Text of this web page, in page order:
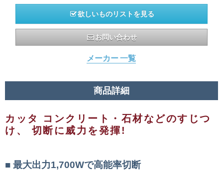
欲しいものリストを見る
お問い合わせ
メーカー 一覧
商品詳細
カッタ コンクリート・石材などのすじつ
け、 切断に威力を発揮!
最大出力1,700Wで高能率切断